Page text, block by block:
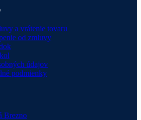
a vrátenie tovaru
od zmluvy
údajov
podmienky
Brezno